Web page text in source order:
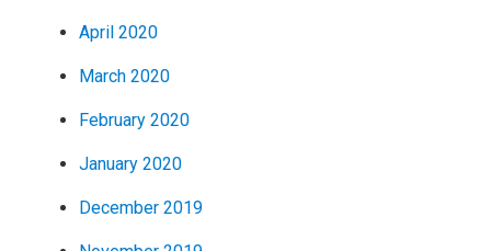
April 2020
March 2020
February 2020
January 2020
December 2019